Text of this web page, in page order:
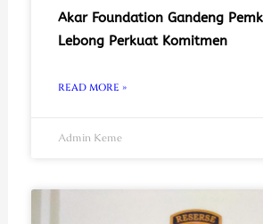
Akar Foundation Gandeng
Lebong Perkuat Komitmen
READ MORE »
Admin Keme